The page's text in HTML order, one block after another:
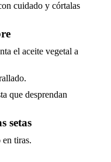
cuidado y córtalas
el aceite vegetal a
que desprendan
setas
tiras.